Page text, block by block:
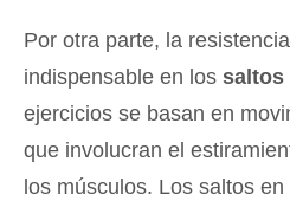
Por otra parte, la
indispensable en los saltos
ejercicios se basan en
que involucran el
los músculos. Los saltos